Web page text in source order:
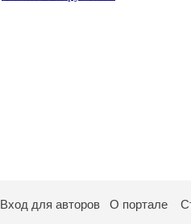
Вход для авторов О портале